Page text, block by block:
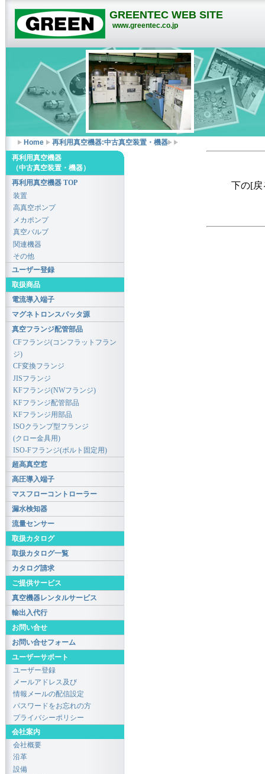
GREENTEC WEB SITE
www.greentec.co.jp
Home 再利用真空機器:中古真空装置・機器
下の[戻
再利用真空機器
（中古真空装置・機器）
再利用真空機器 TOP
装置
高真空ポンプ
メカポンプ
真空バルブ
関連機器
その他
ユーザー登録
取扱商品
電流導入端子
マグネトロンスパッタ源
真空フランジ配管部品
CFフランジ(コンフラットフラン
ジ)
CF変換フランジ
JISフランジ
KFフランジ(NWフランジ)
KFフランジ配管部品
KFフランジ用部品
ISOクランプ型フランジ
(クロー金具用)
ISO-Fフランジ(ボルト固定用)
超高真空窓
高圧導入端子
マスフローコントローラー
漏水検知器
流量センサー
取扱カタログ
取扱カタログ一覧
カタログ請求
ご提供サービス
真空機器レンタルサービス
輸出入代行
お問い合せ
お問い合せフォーム
ユーザーサポート
ユーザー登録
メールアドレス及び
情報メールの配信設定
パスワードをお忘れの方
プライバシーポリシー
会社案内
会社概要
沿革
設備